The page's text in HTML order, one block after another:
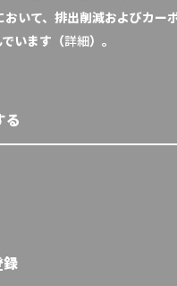
いて、排出削減およびカー
います（詳細）。
る
録